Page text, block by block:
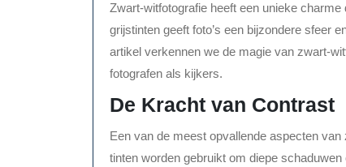
Zwart-witfotografie heeft een unieke
grijstinten geeft foto’s een bijzondere sfeer
artikel verkennen we de magie van zwart-
fotografen als kijkers.
De Kracht van Contrast
Een van de meest opvallende aspecten
tinten worden gebruikt om diepe